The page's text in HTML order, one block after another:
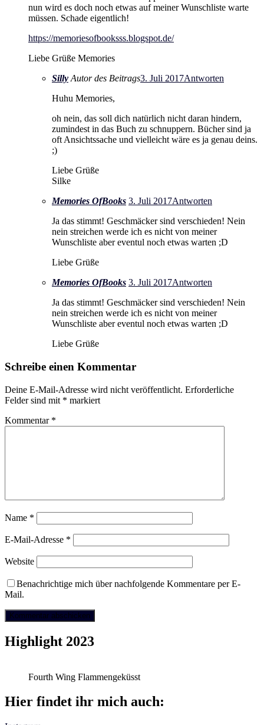
nun wird es doch noch etwas auf meiner Wunschliste warte
müssen. Schade eigentlich!
https://memoriesofbooksss.blogspot.de/
Liebe Grüße Memories
Silly Autor des Beitrags3. Juli 2017Antworten
Huhu Memories,
oh nein, das soll dich natürlich nicht daran hindern,
zumindest in das Buch zu schnuppern. Bücher sind ja
oft Ansichtssache und vielleicht wäre es ja genau deins.
;)
Liebe Grüße
Silke
Memories OfBooks 3. Juli 2017Antworten
Ja das stimmt! Geschmäcker sind verschieden! Nein
nein streichen werde ich es nicht von meiner
Wunschliste aber eventul noch etwas warten ;D
Liebe Grüße
Memories OfBooks 3. Juli 2017Antworten
Ja das stimmt! Geschmäcker sind verschieden! Nein
nein streichen werde ich es nicht von meiner
Wunschliste aber eventul noch etwas warten ;D
Liebe Grüße
Schreibe einen Kommentar
Deine E-Mail-Adresse wird nicht veröffentlicht. Erforderliche
Felder sind mit * markiert
Kommentar *
Name *
E-Mail-Adresse *
Website
Benachrichtige mich über nachfolgende Kommentare per E-
Mail.
Highlight 2023
Fourth Wing Flammengeküsst
Hier findet ihr mich auch: